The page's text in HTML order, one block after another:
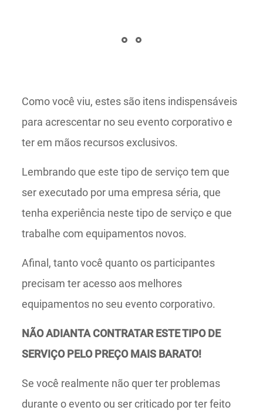
Como você viu, estes são itens indispensáveis
para acrescentar no seu evento corporativo e
ter em mãos recursos exclusivos.
Lembrando que este tipo de serviço tem que
ser executado por uma empresa séria, que
tenha experiência neste tipo de serviço e que
trabalhe com equipamentos novos.
Afinal, tanto você quanto os participantes
precisam ter acesso aos melhores
equipamentos no seu evento corporativo.
NÃO ADIANTA CONTRATAR ESTE TIPO DE
SERVIÇO PELO PREÇO MAIS BARATO!
Se você realmente não quer ter problemas
durante o evento ou ser criticado por ter feito